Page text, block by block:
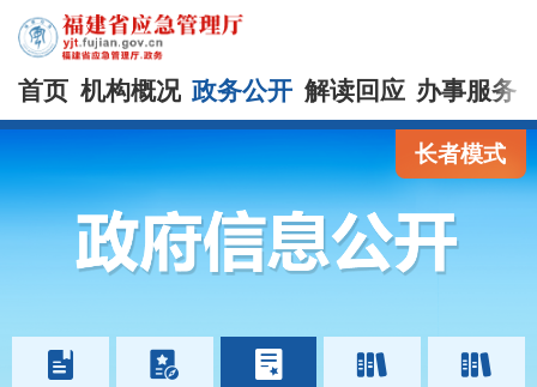
首页 机构概况 政务公开 解读回应 办事服务
长者模式